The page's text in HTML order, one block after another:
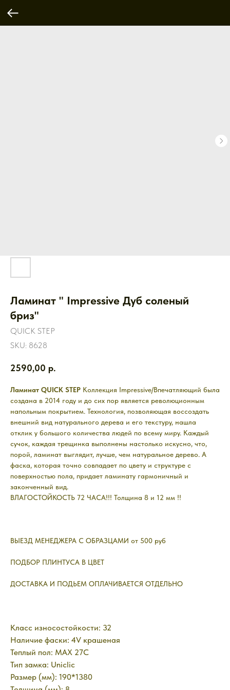
Ламинат " Impressive Дуб соленый
бриз"
QUICK STEP
SKU: 8628
2590,00 р.
Ламинат QUICK STEP Коллекция Impressive/Впечатляющий была
создана в 2014 году и до сих пор является революционным
напольным покрытием. Технология, позволяющая воссоздать
внешний вид натурального дерева и его текстуру, нашла
отклик у большого количества людей по всему миру. Каждый
сучок, каждая трещинка выполнены настолько искусно, что,
порой, ламинат выглядит, лучше, чем натуральное дерево. А
фаска, которая точно совпадает по цвету и структуре с
поверхностью пола, придает ламинату гармоничный и
законченный вид.
ВЛАГОСТОЙКОСТЬ 72 ЧАСА!!! Толщина 8 и 12 мм !!
ВЫЕЗД МЕНЕДЖЕРА С ОБРАЗЦАМИ от 500 руб
ПОДБОР ПЛИНТУСА В ЦВЕТ
ДОСТАВКА И ПОДЬЕМ ОПЛАЧИВАЕТСЯ ОТДЕЛЬНО
Класс износостойкости: 32
Наличие фаски: 4V крашеная
Теплый пол: MAX 27C
Тип замка: Uniclic
Размер (мм): 190*1380